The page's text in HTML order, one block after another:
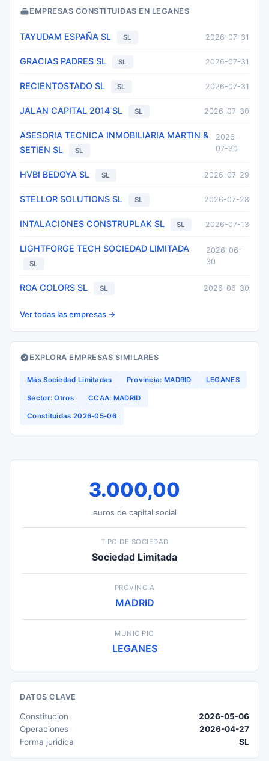
EMPRESAS CONSTITUIDAS EN LEGANES
TAYUDAM ESPAÑA SL SL 2026-07-31
GRACIAS PADRES SL SL 2026-07-31
RECIENTOSTADO SL SL 2026-07-31
JALAN CAPITAL 2014 SL SL 2026-07-30
ASESORIA TECNICA INMOBILIARIA MARTIN &
SETIEN SL
SL
2026-
07-30
HVBI BEDOYA SL SL 2026-07-29
STELLOR SOLUTIONS SL SL 2026-07-28
INTALACIONES CONSTRUPLAK SL SL 2026-07-13
LIGHTFORGE TECH SOCIEDAD LIMITADA
SL
2026-06-
30
ROA COLORS SL SL 2026-06-30
Ver todas las empresas →
EXPLORA EMPRESAS SIMILARES
Más Sociedad Limitadas Provincia: MADRID LEGANES
Sector: Otros CCAA: MADRID
Constituidas 2026-05-06
3.000,00
euros de capital social
TIPO DE SOCIEDAD
Sociedad Limitada
PROVINCIA
MADRID
MUNICIPIO
LEGANES
DATOS CLAVE
Constitucion
2026-05-06
Operaciones
2026-04-27
Forma juridica
SL